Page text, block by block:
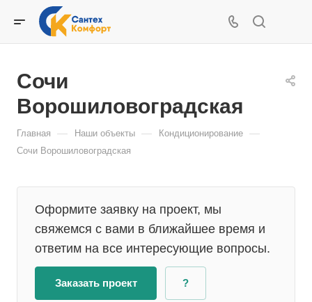
Сочи
Ворошиловоградская
Главная — Наши объекты — Кондиционирование —
Сочи Ворошиловоградская
Оформите заявку на проект, мы
свяжемся с вами в ближайшее время и
ответим на все интересующие вопросы.
Заказать проект ?